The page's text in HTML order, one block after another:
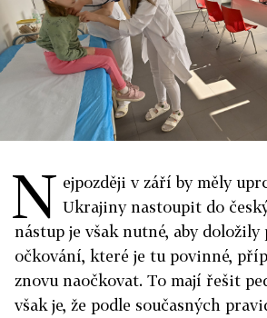
N ejpozději v září by měly
Ukrajiny nastoupit do
nástup je však nutné, aby
očkování, které je tu povinné,
znovu naočkovat. To mají řešit
však je, že podle současných